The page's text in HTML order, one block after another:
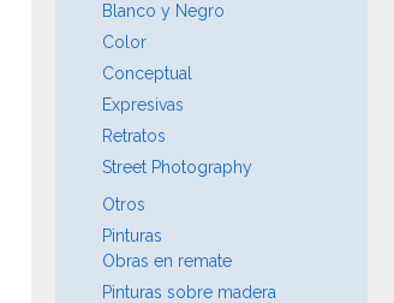
Blanco y Negro
Color
Conceptual
Expresivas
Retratos
Street Photography
Otros
Pinturas
Obras en remate
Pinturas sobre madera